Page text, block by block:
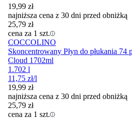
19,99 zł
najniższa cena z 30 dni przed obniżką
25,79 zł
cena za 1 szt.
COCCOLINO
Skoncentrowany Płyn do płukania 74
Cloud 1702ml
1.702 l
11,75 zł/l
19,99 zł
najniższa cena z 30 dni przed obniżką
25,79 zł
cena za 1 szt.